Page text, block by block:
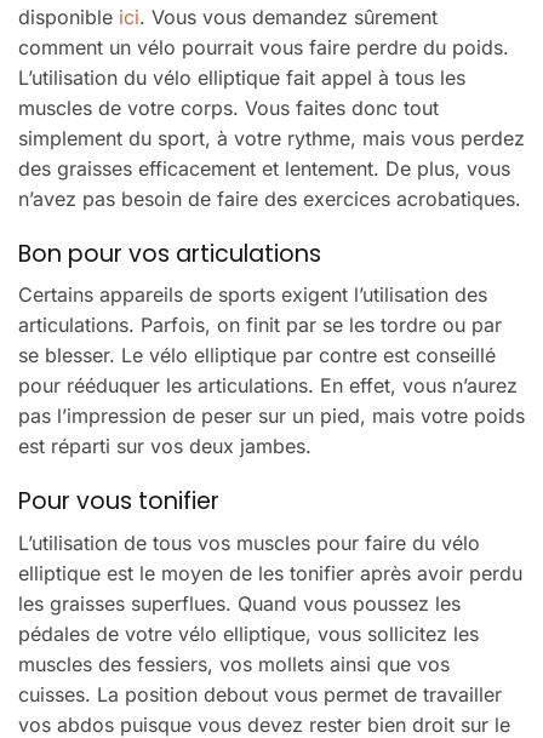
disponible ici. Vous vous demandez sûrement
comment un vélo pourrait vous faire perdre du poids.
L’utilisation du vélo elliptique fait appel à tous les
muscles de votre corps. Vous faites donc tout
simplement du sport, à votre rythme, mais vous perdez
des graisses efficacement et lentement. De plus, vous
n’avez pas besoin de faire des exercices acrobatiques.
Bon pour vos articulations
Certains appareils de sports exigent l’utilisation des
articulations. Parfois, on finit par se les tordre ou par
se blesser. Le vélo elliptique par contre est conseillé
pour rééduquer les articulations. En effet, vous n’aurez
pas l’impression de peser sur un pied, mais votre poids
est réparti sur vos deux jambes.
Pour vous tonifier
L’utilisation de tous vos muscles pour faire du vélo
elliptique est le moyen de les tonifier après avoir perdu
les graisses superflues. Quand vous poussez les
pédales de votre vélo elliptique, vous sollicitez les
muscles des fessiers, vos mollets ainsi que vos
cuisses. La position debout vous permet de travailler
vos abdos puisque vous devez rester bien droit sur le